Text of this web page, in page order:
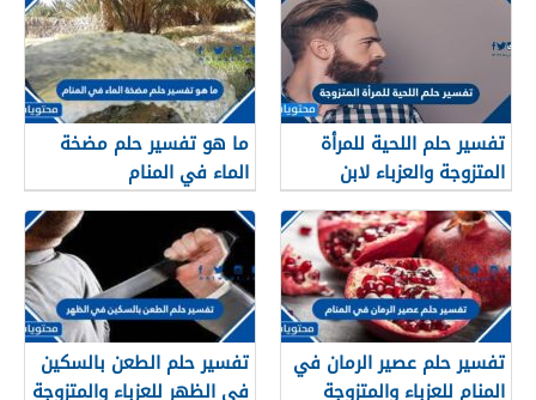
تفسير حلم اللحية للمرأة
المتزوجة والعزباء لابن
سيرين وابن شاهين
ما هو تفسير حلم مضخة
الماء في المنام
تفسير حلم عصير الرمان في
المنام للعزباء والمتزوجة
تفسير حلم الطعن بالسكين
في الظهر للعزباء والمتزوجة